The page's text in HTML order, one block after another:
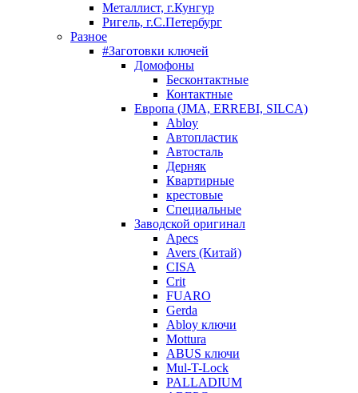
Металлист, г.Кунгур
Ригель, г.С.Петербург
Разное
#Заготовки ключей
Домофоны
Бесконтактные
Контактные
Европа (JMA, ERREBI, SILCA)
Abloy
Автопластик
Автосталь
Дерняк
Квартирные
крестовые
Специальные
Заводской оригинал
Apecs
Avers (Китай)
CISA
Crit
FUARO
Gerda
Abloy ключи
Mottura
ABUS ключи
Mul-T-Lock
PALLADIUM